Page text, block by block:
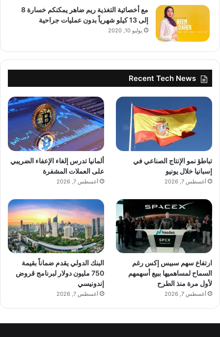
بتاريخ:2026-01-19 16:09:00
.
الآراء والمعلومات الواردة في هذا المقال لا تعبر بالضرورة عن
رأي موقعنا والمسؤولية الكاملة تقع على عاتق المصدر
الأصلي.
ملاحظة:قد يتم استخدام الترجمة الآلية في بعض الأحيان لتوفير
هذا المحتوى.
newssyria.net — خبير تركي ترامب جعل مستقبل الناتو
موضعا للشك
مع أخصائية التغذية ريم ضاهر يمكنكم خسارة 8
إلى 13 كيلو شهرياً بدون عمليات جراحية
يوليو 10, 2020
Recent Tech News
تباطؤ نمو الإنتاج الصناعي في
إسبانيا خلال يونيو
أغسطس 7, 2026
ألمانيا تدرس إلغاء الإعفاء الضريبي
على العملات المشفرة
أغسطس 7, 2026
ارتفاع سهم سبيس إكس رغم
السماح لمساهميها ببيع أسهمهم
لأول مرة منذ الطرح
أغسطس 7, 2026
البنك الدولي يقدم ضماناً بقيمة
750 مليون دولار لبرنامج قروض
إندونيسي
أغسطس 7, 2026